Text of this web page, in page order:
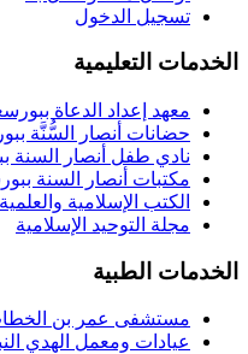
تسجيل الدخول
الخدمات التعليمية
معهد إعداد الدعاة
حضانات أنصار السُّنَّة
نادي طفل أنصار السنة
مكتبات أنصار السنة
الكتب الإسلامية والعلمية
مجلة التوحيد الإسلامية
الخدمات الطبية
مستشفى عمر بن
عيادات ومعمل الهدي